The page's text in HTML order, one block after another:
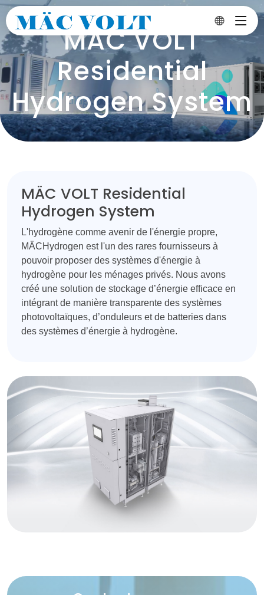
MÄC VOLT
Residential
Hydrogen System
MÄC VOLT Residential
Hydrogen System
L'hydrogène comme avenir de l'énergie propre,
MÄCHydrogen est l'un des rares fournisseurs à
pouvoir proposer des systèmes d'énergie à
hydrogène pour les ménages privés. Nous avons
créé une solution de stockage d’énergie efficace en
intégrant de manière transparente des systèmes
photovoltaïques, d’onduleurs et de batteries dans
des systèmes d’énergie à hydrogène.